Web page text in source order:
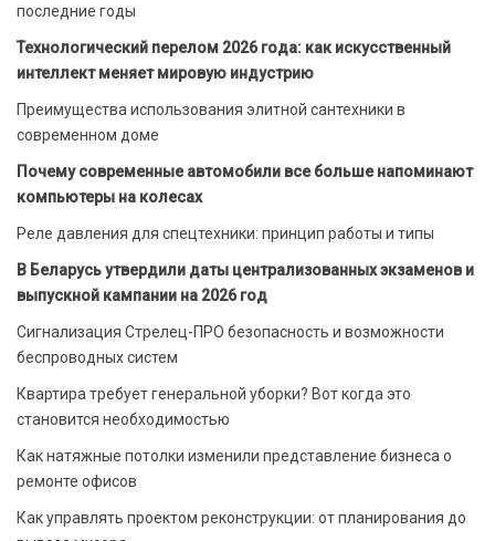
последние годы
Технологический перелом 2026 года: как искусственный
интеллект меняет мировую индустрию
Преимущества использования элитной сантехники в
современном доме
Почему современные автомобили все больше напоминают
компьютеры на колесах
Реле давления для спецтехники: принцип работы и типы
В Беларусь утвердили даты централизованных экзаменов и
выпускной кампании на 2026 год
Сигнализация Стрелец-ПРО безопасность и возможности
беспроводных систем
Квартира требует генеральной уборки? Вот когда это
становится необходимостью
Как натяжные потолки изменили представление бизнеса о
ремонте офисов
Как управлять проектом реконструкции: от планирования до